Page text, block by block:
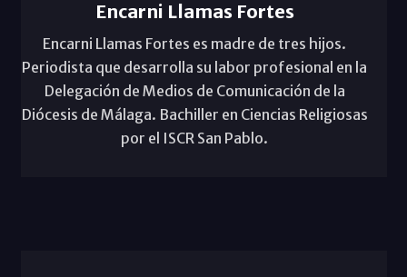
Encarni Llamas Fortes
Encarni Llamas Fortes es madre de tres hijos.
Periodista que desarrolla su labor profesional en la
Delegación de Medios de Comunicación de la
Diócesis de Málaga. Bachiller en Ciencias Religiosas
por el ISCR San Pablo.